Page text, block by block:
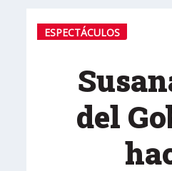
ESPECTÁCULOS
del